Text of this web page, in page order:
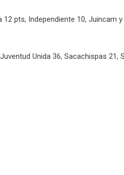
12 pts, Independiente 10, Juincam
Unida 36, Sacachispas 21,